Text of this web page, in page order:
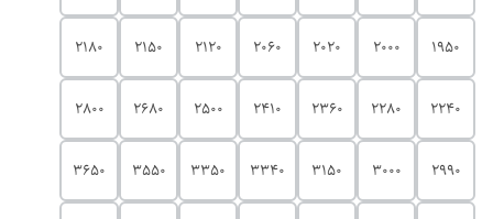
1950
2000
2020
2060
2120
2150
2180
2240
2280
2360
2410
2500
2680
2800
2990
3000
3150
3340
3350
3550
3650